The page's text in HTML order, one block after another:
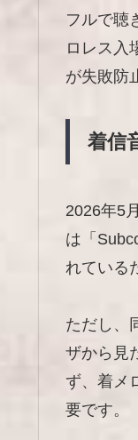
フルで聴
ロレス入
が失敗防
着信
2026年5
は「
れている
ただし、
ザから見
ず、着メ
要です。